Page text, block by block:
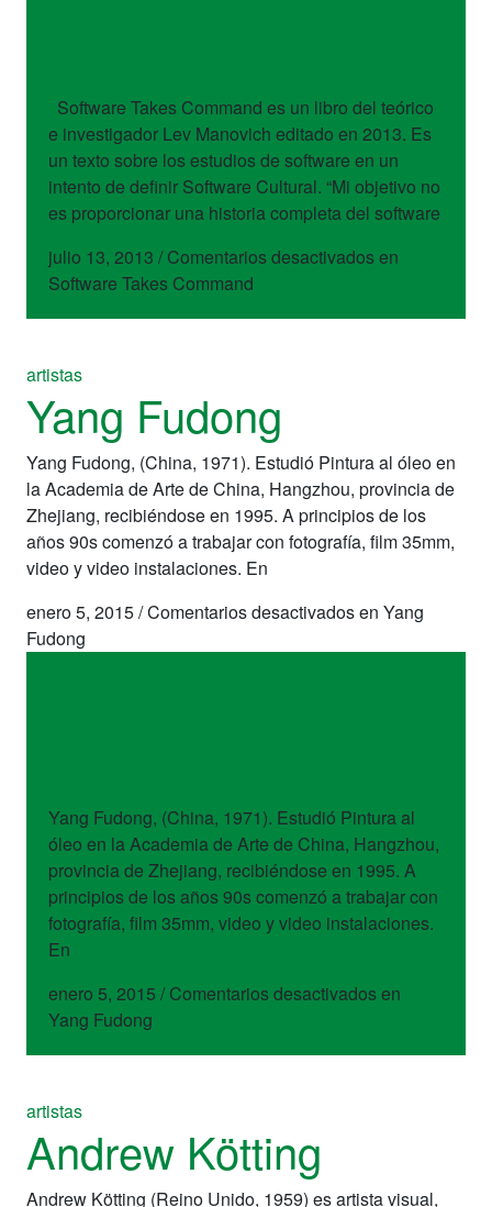
Software Takes Command es un libro del teórico
e investigador Lev Manovich editado en 2013. Es
un texto sobre los estudios de software en un
intento de definir Software Cultural. “Mi objetivo no
es proporcionar una historia completa del software
julio 13, 2013 / Comentarios desactivadosen
Software Takes Command
artistas
Yang Fudong
Yang Fudong, (China, 1971). Estudió Pintura al óleo en
la Academia de Arte de China, Hangzhou, provincia de
Zhejiang, recibiéndose en 1995. A principios de los
años 90s comenzó a trabajar con fotografía, film 35mm,
video y video instalaciones. En
enero 5, 2015/Comentarios desactivadosen Yang
Fudong
Yang Fudong, (China, 1971). Estudió Pintura al
óleo en la Academia de Arte de China, Hangzhou,
provincia de Zhejiang, recibiéndose en 1995. A
principios de los años 90s comenzó a trabajar con
fotografía, film 35mm, video y video instalaciones.
En
enero 5, 2015 / Comentarios desactivadosen
Yang Fudong
artistas
Andrew Kötting
Andrew Kötting (Reino Unido, 1959) es artista visual,